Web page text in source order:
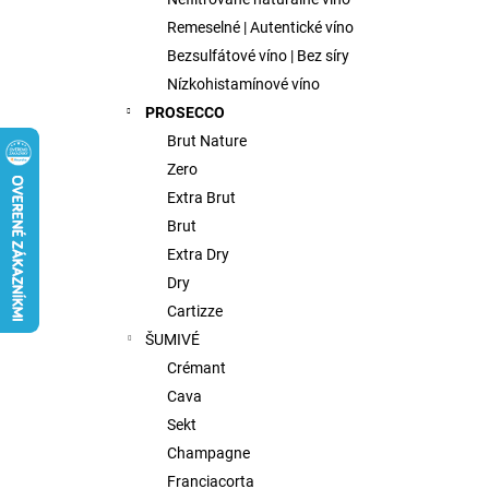
Remeselné | Autentické víno
Bezsulfátové víno | Bez síry
Nízkohistamínové víno
PROSECCO
Brut Nature
Zero
Extra Brut
Brut
Extra Dry
Dry
Cartizze
ŠUMIVÉ
Crémant
Cava
Sekt
Champagne
Franciacorta
FISH WIVES CLUB OCTAVIAS SINFULL
SECRET CHENIN BLANC, 0,75L